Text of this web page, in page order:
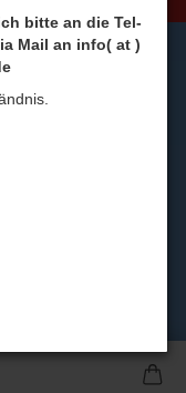
bitte an die Tel-
Mail an info( at )